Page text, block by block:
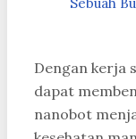
Dengan kerja
dapat
nanobot